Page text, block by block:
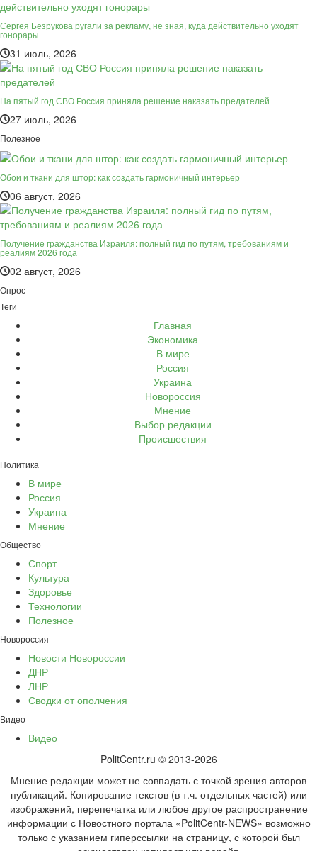
Сергея Безрукова ругали за рекламу, не зная, куда действительно уходят
гонорары
31 июль, 2026
На пятый год СВО Россия приняла решение наказать предателей
27 июль, 2026
Полезное
Обои и ткани для штор: как создать гармоничный интерьер
06 август, 2026
Получение гражданства Израиля: полный гид по путям, требованиям и
реалиям 2026 года
02 август, 2026
Опрос
Теги
Главная
Экономика
В мире
Россия
Украина
Новороссия
Мнение
Выбор редакции
Происшествия
Политика
В мире
Россия
Украина
Мнение
Общество
Спорт
Культура
Здоровье
Технологии
Полезное
Новороссия
Новости Новороссии
ДНР
ЛНР
Сводки от ополчения
Видео
Видео
PolitCentr.ru © 2013-2026
Мнение редакции может не совпадать с точкой зрения авторов
публикаций. Копирование текстов (в т.ч. отдельных частей) или
изображений, перепечатка или любое другое распространение
информации с Новостного портала «PolitCentr-NEWS» возможно
только с указанием гиперссылки на страницу, с которой был